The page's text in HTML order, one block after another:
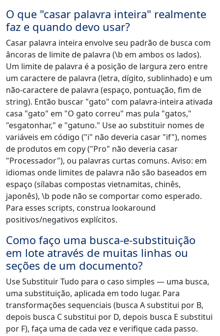
O que "casar palavra inteira" realmente
faz e quando devo usar?
Casar palavra inteira envolve seu padrão de busca com
âncoras de limite de palavra (\b em ambos os lados).
Um limite de palavra é a posição de largura zero entre
um caractere de palavra (letra, dígito, sublinhado) e um
não-caractere de palavra (espaço, pontuação, fim de
string). Então buscar "gato" com palavra-inteira ativada
casa "gato" em "O gato correu" mas pula "gatos,"
"esgatonhar," e "gatuno." Use ao substituir nomes de
variáveis em código ("i" não deveria casar "if"), nomes
de produtos em copy ("Pro" não deveria casar
"Processador"), ou palavras curtas comuns. Aviso: em
idiomas onde limites de palavra não são baseados em
espaço (sílabas compostas vietnamitas, chinês,
japonês), \b pode não se comportar como esperado.
Para esses scripts, construa lookaround
positivos/negativos explícitos.
Como faço uma busca-e-substituição
em lote através de muitas linhas ou
seções de um documento?
Use Substituir Tudo para o caso simples — uma busca,
uma substituição, aplicada em todo lugar. Para
transformações sequenciais (busca A substitui por B,
depois busca C substitui por D, depois busca E substitui
por F), faça uma de cada vez e verifique cada passo.